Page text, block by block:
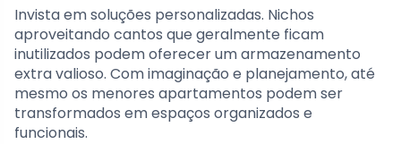
Invista em soluções personalizadas. Nichos
aproveitando cantos que geralmente ficam
inutilizados podem oferecer um armazenamento
extra valioso. Com imaginação e planejamento, até
mesmo os menores apartamentos podem ser
transformados em espaços organizados e
funcionais.